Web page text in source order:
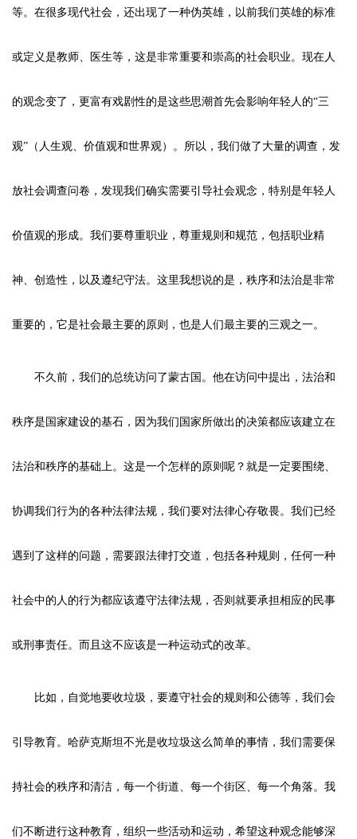
等。在很多现代社会，还出现了一种伪英雄，以前我们英雄的标准
或定义是教师、医生等，这是非常重要和崇高的社会职业。现在人
的观念变了，更富有戏剧性的是这些思潮首先会影响年轻人的“三
观”（人生观、价值观和世界观）。所以，我们做了大量的调查，发
放社会调查问卷，发现我们确实需要引导社会观念，特别是年轻人
价值观的形成。我们要尊重职业，尊重规则和规范，包括职业精
神、创造性，以及遵纪守法。这里我想说的是，秩序和法治是非常
重要的，它是社会最主要的原则，也是人们最主要的三观之一。
不久前，我们的总统访问了蒙古国。他在访问中提出，法治和
秩序是国家建设的基石，因为我们国家所做出的决策都应该建立在
法治和秩序的基础上。这是一个怎样的原则呢？就是一定要围绕、
协调我们行为的各种法律法规，我们要对法律心存敬畏。我们已经
遇到了这样的问题，需要跟法律打交道，包括各种规则，任何一种
社会中的人的行为都应该遵守法律法规，否则就要承担相应的民事
或刑事责任。而且这不应该是一种运动式的改革。
比如，自觉地要收垃圾，要遵守社会的规则和公德等，我们会
引导教育。哈萨克斯坦不光是收垃圾这么简单的事情，我们需要保
持社会的秩序和清洁，每一个街道、每一个街区、每一个角落。我
们不断进行这种教育，组织一些活动和运动，希望这种观念能够深